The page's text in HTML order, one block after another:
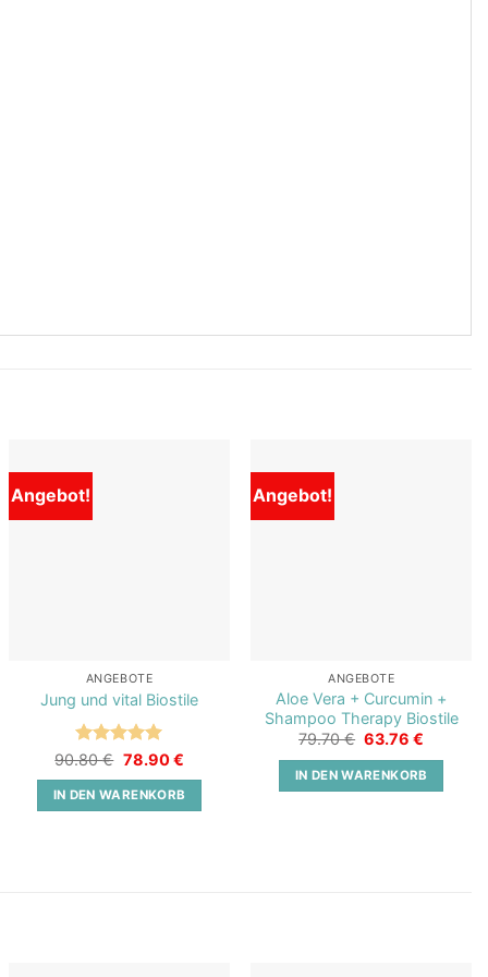
Angebot!
ANGEBOTE
Jung und vital Biostile
Bewertet
5
90.80€ Ursprünglicher
war:
90.80 €
78.90€Aktueller
ist:
78.90 €.
IN DEN WARENKORB
Angebot!
ANGEBOTE
Aloe Vera + Curcumin +
Shampoo Therapy Biostile
79.70€ Ursprünglicher
war:
79.70 €
63.76€
ist:
63.76 €.
IN DEN WARENKORB